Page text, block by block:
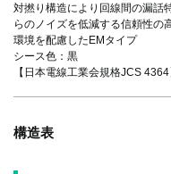
対撚り構造により回線間の漏話
らのノイズを低減する信頼性の
環境を配慮したEMタイプ
シース色：黒
【日本電線工業会規格JCS 4364
構造表